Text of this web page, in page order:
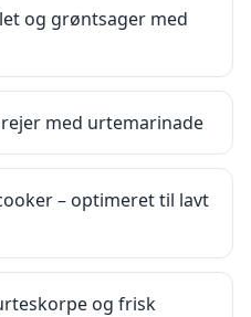
og grøntsager med
med urtemarinade
– optimeret til lavt
og frisk